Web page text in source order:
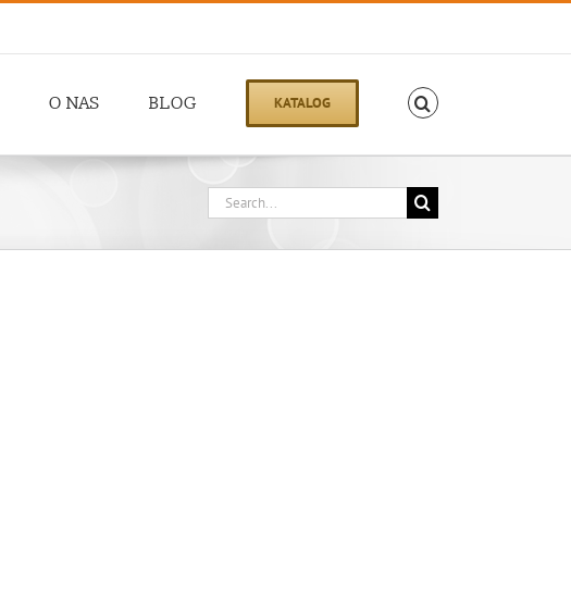
O NAS BLOG KATALOG
Search
for: